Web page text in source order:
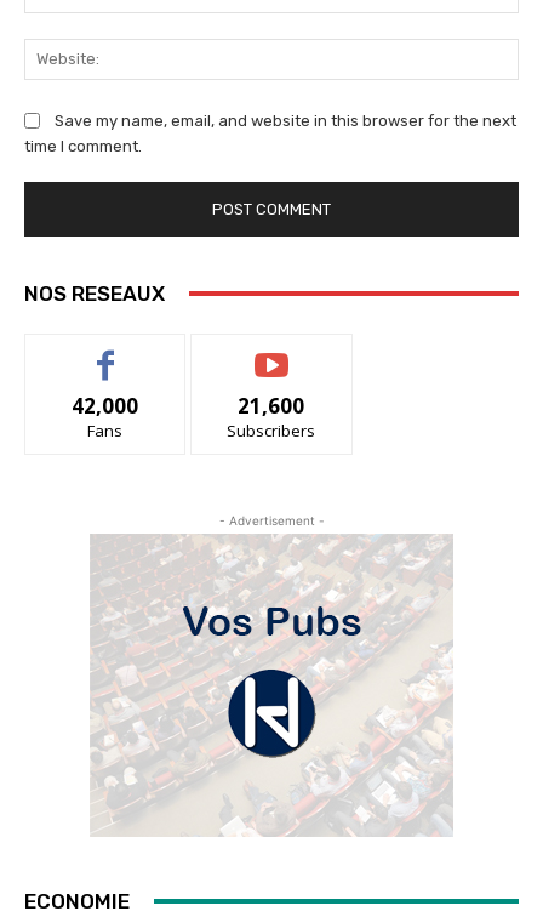
Save my name, email, and website in this browser for the next
time I comment.
NOS RESEAUX
42,000
Fans
21,600
Subscribers
- Advertisement -
ECONOMIE